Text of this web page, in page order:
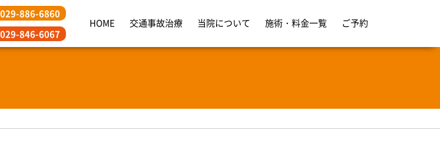
骨院｜元プロ野球トレーナー直営の整骨院
886-6860
846-6067
HOME 交通事故治療 当院について 施術・料金一覧 ご予約